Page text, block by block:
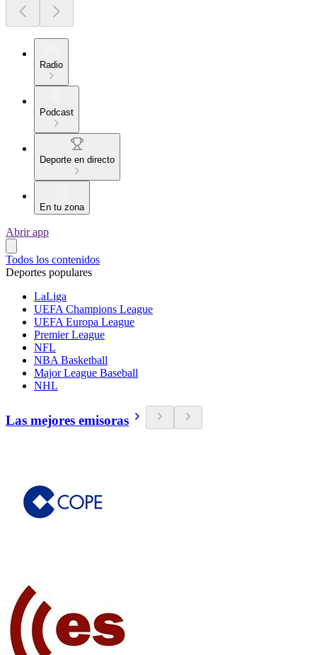
Radio
Podcast
Deporte en directo
En tu zona
Abrir app
Todos los contenidos
Deportes populares
LaLiga
UEFA Champions League
UEFA Europa League
Premier League
NFL
NBA Basketball
Major League Baseball
NHL
Las mejores emisoras